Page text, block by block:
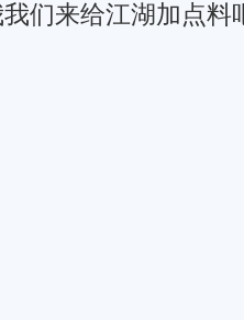
们来给江湖加点料